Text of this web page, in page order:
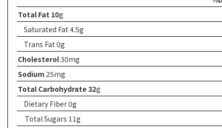
Total Fat 10g
Saturated Fat 4.5g
Trans Fat 0g
Cholesterol30mg
Sodium 25mg
Total Carbohydrate 32g
Dietary Fiber 0g
Total Sugars 11g